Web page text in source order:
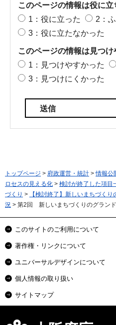
このページの情報は役に立
1：役に立った
2：
3：役に立たなかった
このページの情報は見つ
1：見つけやすかった
3：見つけにくかった
トップページ > 府政運営・統計 >情報公
ロセスの見える化 > 検討が終了した項目
づくり > 【検討終了】新しいまちづく
況 > 第2回 新しいまちづくりのグラン
このサイトのご利用について
著作権・リンクについて
ユニバーサルデザインについて
個人情報の取り扱い
サイトマップ